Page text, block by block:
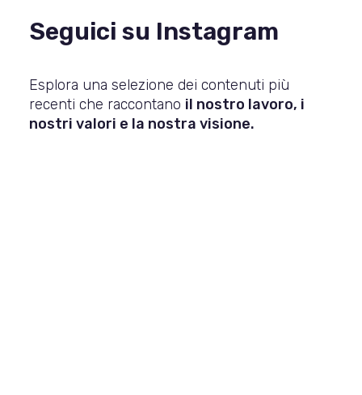
Seguici su Instagram
Esplora una selezione dei contenuti più
recenti che raccontano il nostro lavoro, i
nostri valori e la nostra visione.